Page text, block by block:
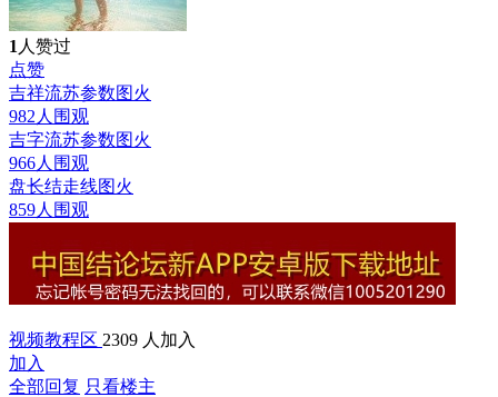
1 人赞过
点赞
吉祥流苏参数图火
982人围观
吉字流苏参数图火
966人围观
盘长结走线图火
859人围观
视频教程区 2309 人加入
加入
全部回复 只看楼主